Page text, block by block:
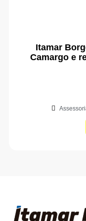
Itamar
Camargo e